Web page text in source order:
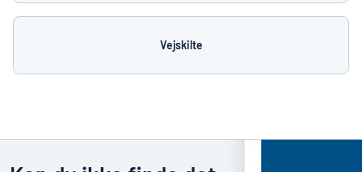
Vejskilte